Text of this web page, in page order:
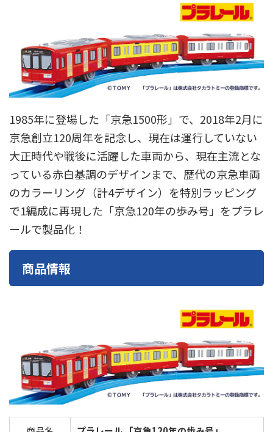
シンカリオンDVD
テコロシリーズ・はじめてのプラレール ハッピーセット
プラレール博 in TOKYO
ベーシックセット・車両レールセット
レールセット 京急電鉄 京成電鉄グループ 京阪電車
伊豆急行 国鉄 大阪メトロ 富士急行
小田急電鉄 新幹線 東京メトロ 東京都交通局
東急電鉄 東武鉄道 楽しい列車シリーズ 比叡電車
蒸気機関車 西武鉄道
1985年に登場した「京急1500形」で、2018年2月に
京急創立120周年を記念し、現在は運行していない
大正時代や戦後に活躍した車両から、現在主流とな
っている赤白基調のデザインまで、歴代の京急車両
のカラーリング（計4デザイン）を特別ラッピング
で1編成に再現した「京急120年の歩み号」をプラレ
ールで製品化！
商品情報